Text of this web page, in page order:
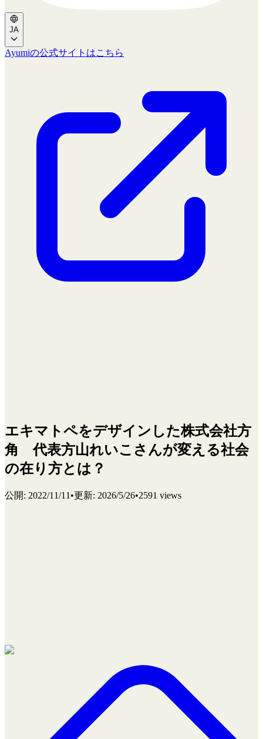
JA
Ayumiの公式サイトはこちら
エキマトペをデザインした株式会社方
角 代表方山れいこさんが変える社会
の在り方とは？
公開: 2022/11/11 •更新: 2026/5/26•2591 views